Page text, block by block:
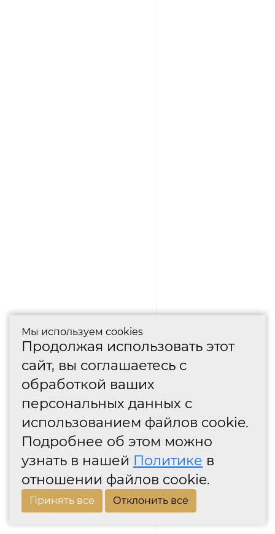
Мы используем cookies
Продолжая использовать этот
сайт, вы соглашаетесь с
обработкой ваших
персональных данных с
использованием файлов cookie.
Подробнее об этом можно
узнать в нашей Политике в
отношении файлов cookie.
Принять все Отклонить все